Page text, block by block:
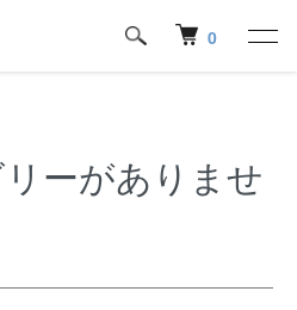
0
ーがありませ